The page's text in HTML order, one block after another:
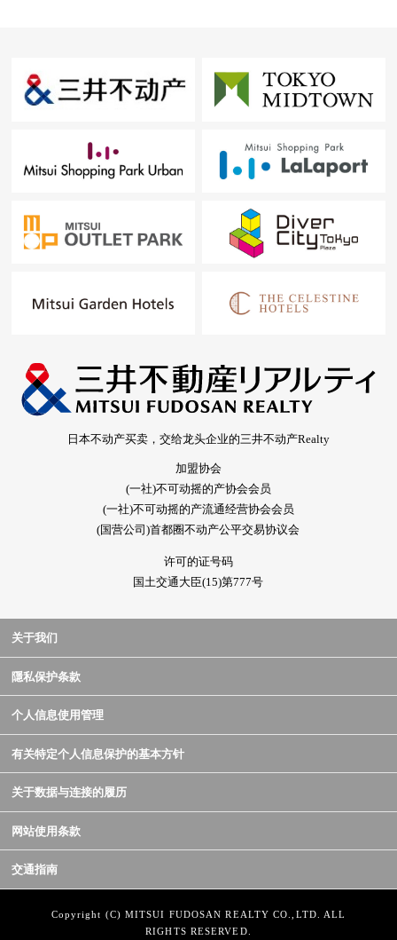
日本不动产买卖，交给龙头企业的三井不动产Realty
加盟协会
(一社)不可动摇的产协会会员
(一社)不可动摇的产流通经营协会会员
(国营公司)首都圈不动产公平交易协议会
许可的证号码
国土交通大臣(15)第777号
关于我们
隱私保护条款
个人信息使用管理
有关特定个人信息保护的基本方针
关于数据与连接的履历
网站使用条款
交通指南
Copyright (C) MITSUI FUDOSAN REALTY CO.,LTD. ALL
RIGHTS RESERVED.